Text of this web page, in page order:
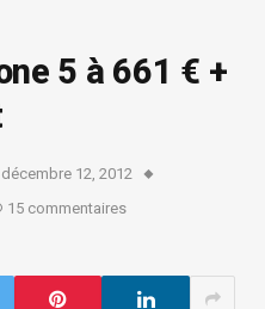
5 à 661 € +
décembre 12, 2012
15 commentaires